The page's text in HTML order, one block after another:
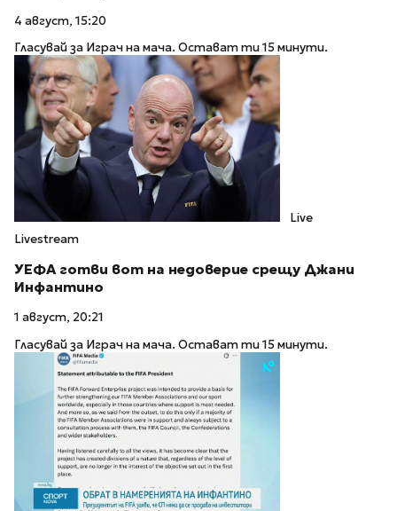
4 август, 15:20
Гласувай за Играч на мача. Остават ти 15 минути.
Live
Livestream
УЕФА готви вот на недоверие срещу Джани
Инфантино
1 август, 20:21
Гласувай за Играч на мача. Остават ти 15 минути.